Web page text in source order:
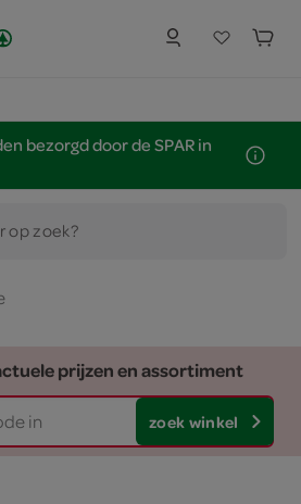
bezorgd door de SPAR in
op zoek?
prijzen en assortiment
zoek winkel